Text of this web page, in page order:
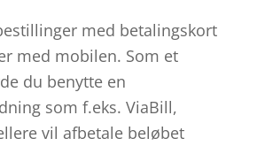
med betalingskort
med mobilen. Som et
du benytte en
som f.eks. ViaBill,
vil afbetale beløbet